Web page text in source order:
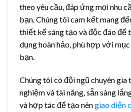
theo yêu cầu, đáp ứng mọi nhu
bạn. Chúng tôi cam kết mang
thiết kế sáng tạo và độc đáo để
dụng hoàn hảo, phù hợp với
bạn.
Chúng tôi có đội ngũ chuyên
nghiệm và tài năng, sẵn sàng
và hợp tác để tạo nêngiao diện